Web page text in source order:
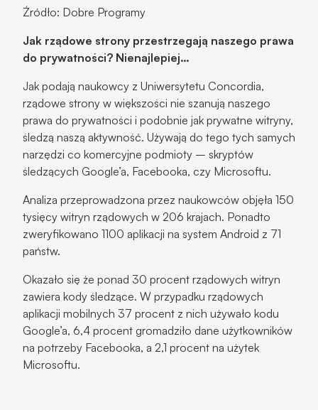
Źródło: Dobre Programy
Jak rządowe strony przestrzegają naszego prawa
do prywatności? Nienajlepiej…
Jak podają naukowcy z Uniwersytetu Concordia,
rządowe strony w większości nie szanują naszego
prawa do prywatności i podobnie jak prywatne witryny,
śledzą naszą aktywność. Używają do tego tych samych
narzędzi co komercyjne podmioty – skryptów
śledzących Google’a, Facebooka, czy Microsoftu.
Analiza przeprowadzona przez naukowców objęła 150
tysięcy witryn rządowych w 206 krajach. Ponadto
zweryfikowano 1100 aplikacji na system Android z 71
państw.
Okazało się że ponad 30 procent rządowych witryn
zawiera kody śledzące. W przypadku rządowych
aplikacji mobilnych 37 procent z nich używało kodu
Google’a, 6,4 procent gromadziło dane użytkowników
na potrzeby Facebooka, a 2,1 procent na użytek
Microsoftu.